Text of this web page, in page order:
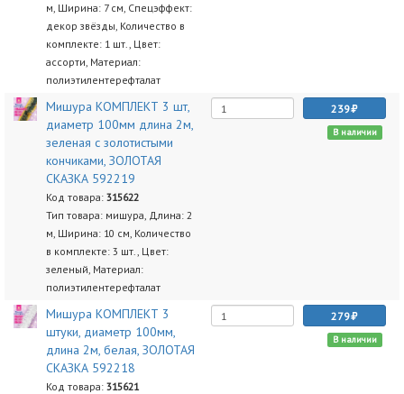
м, Ширина: 7 см, Спецэффект:
декор звёзды, Количество в
комплекте: 1 шт., Цвет:
ассорти, Материал:
полиэтилентерефталат
Мишура КОМПЛЕКТ 3 шт,
диаметр 100мм длина 2м,
зеленая с золотистыми
кончиками, ЗОЛОТАЯ
СКАЗКА 592219
Код товара: 315622
Тип товара: мишура, Длина: 2
м, Ширина: 10 см, Количество
в комплекте: 3 шт., Цвет:
зеленый, Материал:
полиэтилентерефталат
239
В наличии
Мишура КОМПЛЕКТ 3
штуки, диаметр 100мм,
длина 2м, белая, ЗОЛОТАЯ
СКАЗКА 592218
Код товара: 315621
279
В наличии